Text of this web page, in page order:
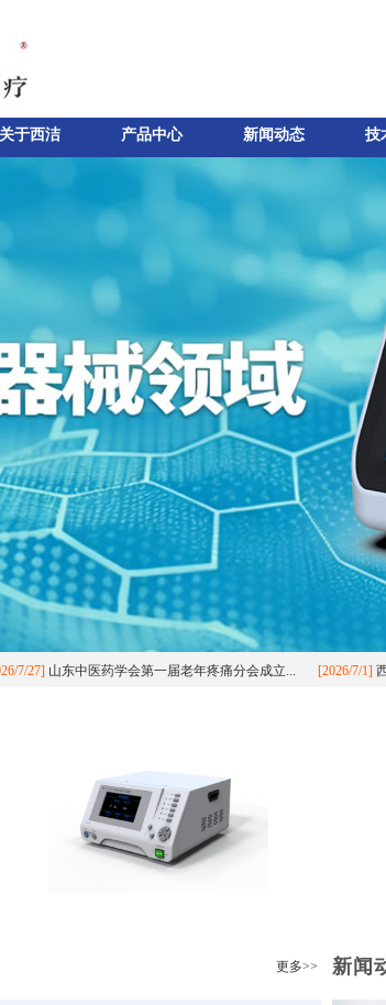
关于西洁 产品中心 新闻动态 技
27]山东中医药学会第一届老年疼痛分会成立... [2026/7/1]西安
更多>> 新闻